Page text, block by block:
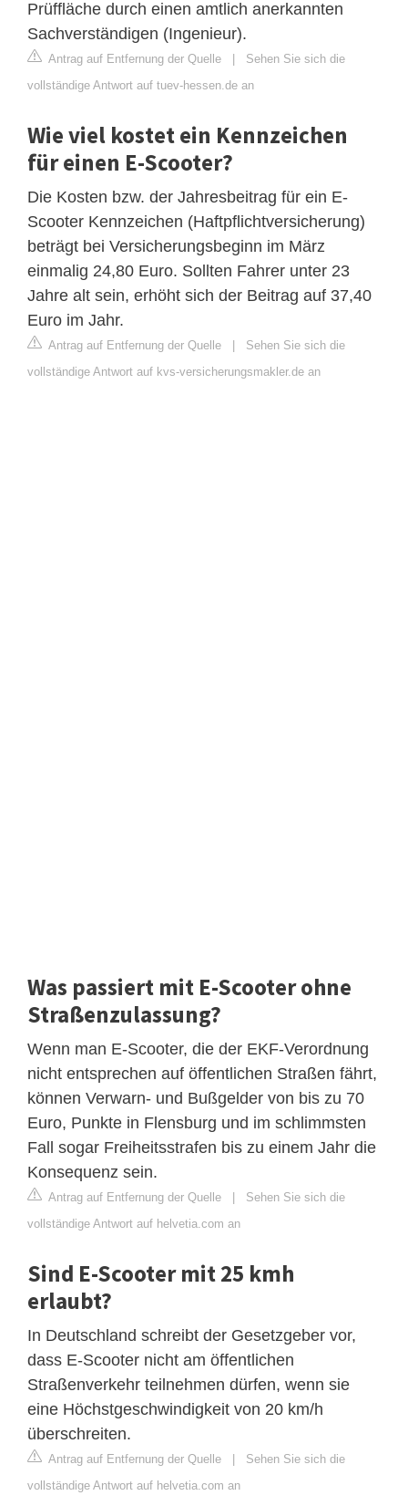
Prüffläche durch einen amtlich anerkannten
Sachverständigen (Ingenieur).
Antrag auf Entfernung der Quelle | Sehen Sie sich die
vollständige Antwort auf tuev-hessen.de an
Wie viel kostet ein Kennzeichen
für einen E-Scooter?
Die Kosten bzw. der Jahresbeitrag für ein E-
Scooter Kennzeichen (Haftpflichtversicherung)
beträgt bei Versicherungsbeginn im März
einmalig 24,80 Euro. Sollten Fahrer unter 23
Jahre alt sein, erhöht sich der Beitrag auf 37,40
Euro im Jahr.
Antrag auf Entfernung der Quelle | Sehen Sie sich die
vollständige Antwort auf kvs-versicherungsmakler.de an
Was passiert mit E-Scooter ohne
Straßenzulassung?
Wenn man E-Scooter, die der EKF-Verordnung
nicht entsprechen auf öffentlichen Straßen fährt,
können Verwarn- und Bußgelder von bis zu 70
Euro, Punkte in Flensburg und im schlimmsten
Fall sogar Freiheitsstrafen bis zu einem Jahr die
Konsequenz sein.
Antrag auf Entfernung der Quelle | Sehen Sie sich die
vollständige Antwort auf helvetia.com an
Sind E-Scooter mit 25 kmh
erlaubt?
In Deutschland schreibt der Gesetzgeber vor,
dass E-Scooter nicht am öffentlichen
Straßenverkehr teilnehmen dürfen, wenn sie
eine Höchstgeschwindigkeit von 20 km/h
überschreiten.
Antrag auf Entfernung der Quelle | Sehen Sie sich die
vollständige Antwort auf helvetia.com an